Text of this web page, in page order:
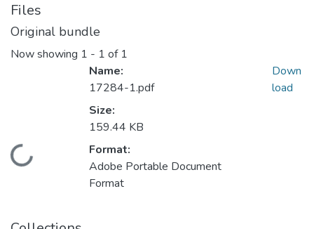
Files
Original bundle
Now showing 1 - 1 of 1
Loading...
Name:
17284-1.pdf
Size:
159.44 KB
Format:
Adobe Portable Document
Format
Down
load